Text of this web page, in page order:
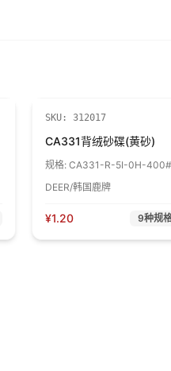
SKU: 312017
CA331背绒砂碟(黄砂)
规格: CA331-R-5I-0H-
DEER/韩国鹿牌
¥1.20 9种规